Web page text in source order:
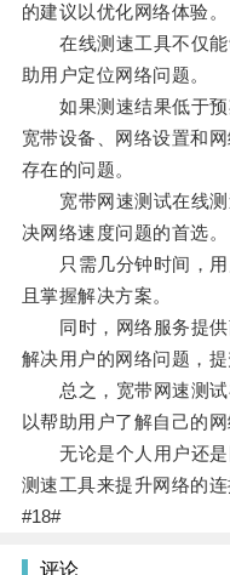
的建议以优化网络体验。
在线测速工具不仅能
助用户定位网络问题。
如果测速结果低于预
宽带设备、网络设置和
存在的问题。
宽带网速测试在线测
决网络速度问题的首选。
只需几分钟时间，用
且掌握解决方案。
同时，网络服务提供
解决用户的网络问题，提
总之，宽带网速测试
以帮助用户了解自己的
无论是个人用户还是
测速工具来提升网络的
#18#
评论